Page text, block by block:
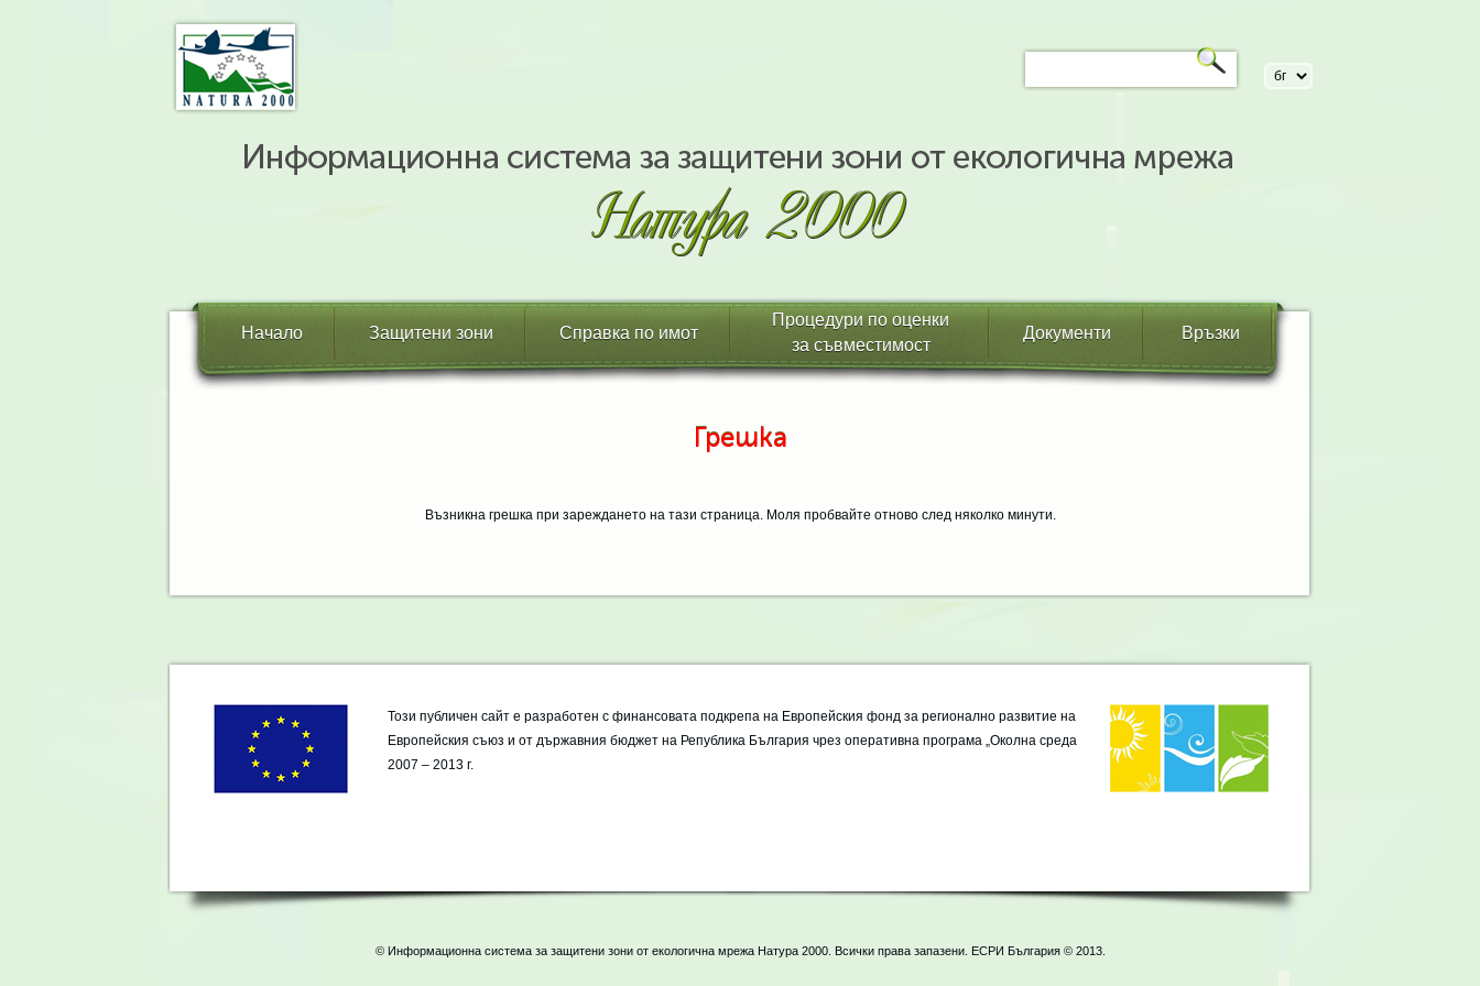
Начало Защитени зони Справка по имот
Процедури по оценки
за съвместимост
Документи Връзки
Грешка
Възникна грешка при зареждането на тази страница. Моля пробвайте отново след няколко минути.
Този публичен сайт е разработен с финансовата подкрепа на Европейския фонд за регионално развитие на
Европейския съюз и от държавния бюджет на Република България чрез оперативна програма „Околна среда
2007 – 2013 г.
© Информационна система за защитени зони от екологична мрежа Натура 2000. Всички права запазени. ЕСРИ България © 2013.